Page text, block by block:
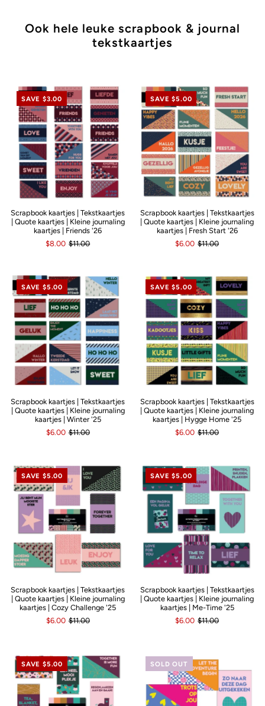
Ook hele leuke scrapbook & journal
tekstkaartjes
SAVE $3.00
Scrapbook kaartjes | Tekstkaartjes
| Quote kaartjes | Kleine journaling
kaartjes | Friends '26
$8.00 $11.00
SAVE $5.00
Scrapbook kaartjes | Tekstkaartjes
| Quote kaartjes | Kleine journaling
kaartjes | Fresh Start '26
$6.00 $11.00
SAVE $5.00
Scrapbook kaartjes | Tekstkaartjes
| Quote kaartjes | Kleine journaling
kaartjes | Winter '25
$6.00 $11.00
SAVE $5.00
Scrapbook kaartjes | Tekstkaartjes
| Quote kaartjes | Kleine journaling
kaartjes | Hygge Home '25
$6.00 $11.00
SAVE $5.00
Scrapbook kaartjes | Tekstkaartjes
| Quote kaartjes | Kleine journaling
kaartjes | Cozy Challenge '25
$6.00 $11.00
SAVE $5.00
Scrapbook kaartjes | Tekstkaartjes
| Quote kaartjes | Kleine journaling
kaartjes | Me-Time '25
$6.00 $11.00
SAVE $5.00 SOLD OUT